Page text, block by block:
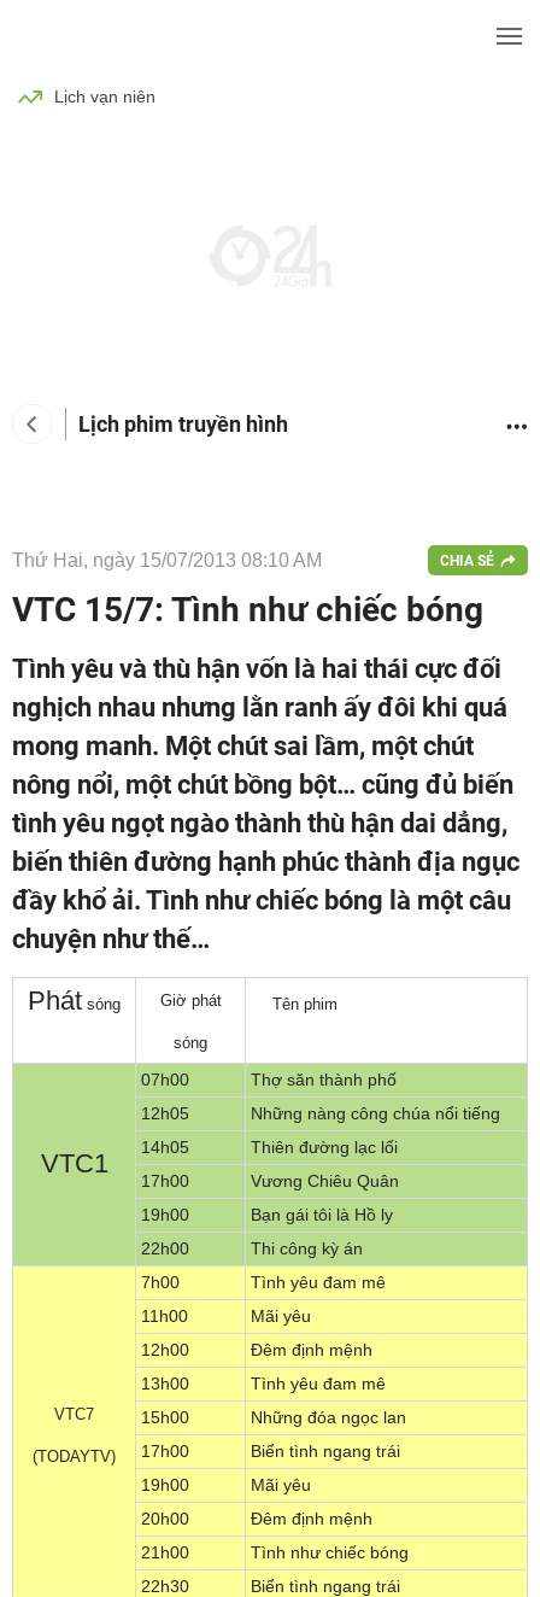
Lịch vạn niên
Lịch phim truyền hình
Thứ Hai, ngày 15/07/2013 08:10 AM CHIA SẺ
VTC 15/7: Tình như chiếc bóng
Tình yêu và thù hận vốn là hai thái cực đối
nghịch nhau nhưng lằn ranh ấy đôi khi quá
mong manh. Một chút sai lầm, một chút
nông nổi, một chút bồng bột… cũng đủ biến
tình yêu ngọt ngào thành thù hận dai dẳng,
biến thiên đường hạnh phúc thành địa ngục
đầy khổ ải. Tình như chiếc bóng là một câu
chuyện như thế…
Phát sóng Giờ phát
sóng
Tên phim
VTC1
07h00
Thợ săn thành phố
12h05
Những nàng công chúa nổi tiếng
14h05
Thiên đường lạc lối
17h00
Vương Chiêu Quân
19h00
Bạn gái tôi là Hồ ly
22h00
Thi công kỳ án
VTC7
(TODAYTV)
7h00
Tình yêu đam mê
11h00
Mãi yêu
12h00
Đêm định mệnh
13h00
Tình yêu đam mê
15h00
Những đóa ngọc lan
17h00
Biển tình ngang trái
19h00
Mãi yêu
20h00
Đêm định mệnh
21h00
Tình như chiếc bóng
22h30
Biển tình ngang trái